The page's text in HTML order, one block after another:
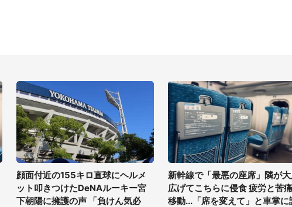
顔面付近の155キロ直球にヘルメ
ット叩きつけたDeNAルーキー宮
下朝陽に擁護の声 「負けん気必
新幹線で「最悪の座席」隣が
広げてこちらに侵食 疲労と苦
移動...「席を変えて」と車掌に